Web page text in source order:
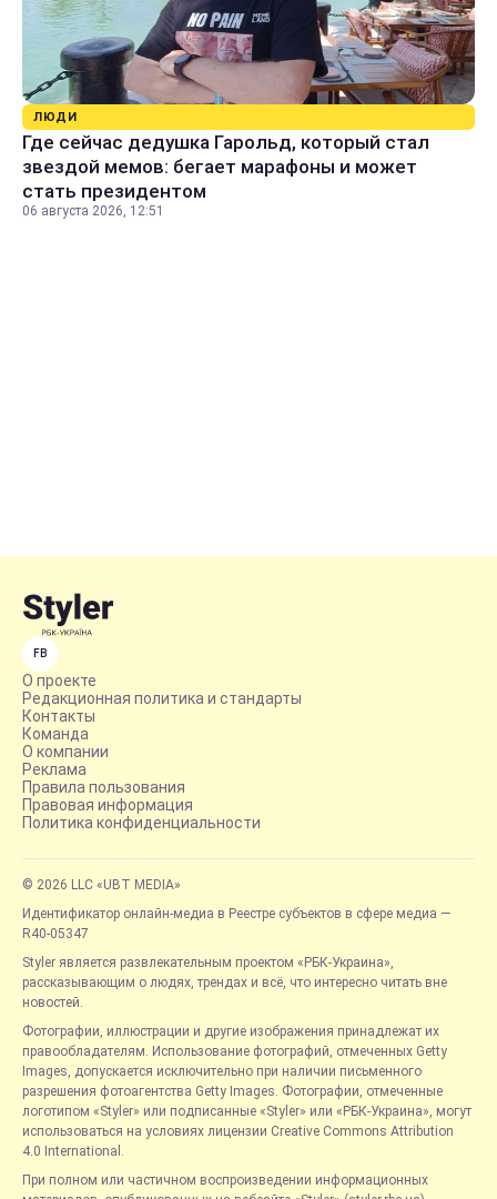
ЛЮДИ
Где сейчас дедушка Гарольд, который стал
звездой мемов: бегает марафоны и может
стать президентом
06 августа 2026, 12:51
FB
О проекте
Редакционная политика и стандарты
Контакты
Команда
О компании
Реклама
Правила пользования
Правовая информация
Политика конфиденциальности
© 2026 LLC «UBT MEDIA»
Идентификатор онлайн-медиа в Реестре субъектов в сфере медиа —
R40-05347
Styler является развлекательным проектом «РБК-Украина»,
рассказывающим о людях, трендах и всё, что интересно читать вне
новостей.
Фотографии, иллюстрации и другие изображения принадлежат их
правообладателям. Использование фотографий, отмеченных Getty
Images, допускается исключительно при наличии письменного
разрешения фотоагентства Getty Images. Фотографии, отмеченные
логотипом «Styler» или подписанные «Styler» или «РБК-Украина», могут
использоваться на условиях лицензии Creative Commons Attribution
4.0 International.
При полном или частичном воспроизведении информационных